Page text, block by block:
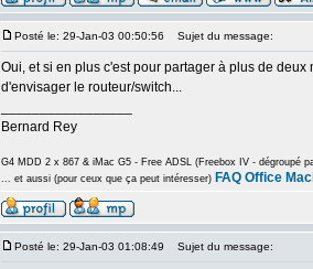
Posté le: 29-Jan-03 00:50:56 Sujet du message:
Oui, et si en plus c'est pour partager à plus de
d'envisager le routeur/switch...
Bernard Rey
G4 MDD 2 x 867 & iMac G5 - Free ADSL (Freebox IV - dégroupé
... et aussi (pour ceux que ça peut intéresser) FAQ Office
Posté le: 29-Jan-03 01:08:49 Sujet du message: